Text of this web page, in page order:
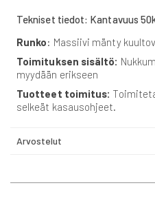
Tekniset tiedot: Kantavuus
Runko: Massiivi mänty
Toimituksen sisältö:
myydään erikseen
Tuotteet toimitus:
selkeät kasausohjeet.
Arvostelut